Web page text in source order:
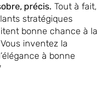
précis. Tout à fait,
stratégiques
bonne chance à la
inventez la
à bonne